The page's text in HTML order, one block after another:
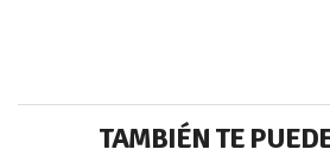
TAMBIÉN TE